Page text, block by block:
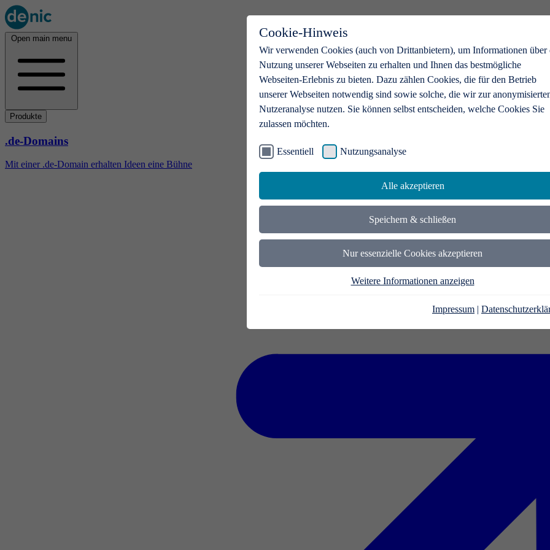
Cookie-Hinweis
Wir verwenden Cookies (auch von Drittanbietern), um Informationen über
Nutzung unserer Webseiten zu erhalten und Ihnen das bestmögliche
Webseiten-Erlebnis zu bieten. Dazu zählen Cookies, die für den Betrieb
unserer Webseiten notwendig sind sowie solche, die wir zur
Nutzeranalyse nutzen. Sie können selbst entscheiden, welche Cookies Sie
zulassen möchten.
Essentiell Nutzungsanalyse
Alle akzeptieren
Speichern & schließen
Nur essenzielle Cookies akzeptieren
Weitere Informationen anzeigen
Impressum |
Open main menu
Produkte
.de-Domains
Mit einer .de-Domain erhalten Ideen eine Bühne